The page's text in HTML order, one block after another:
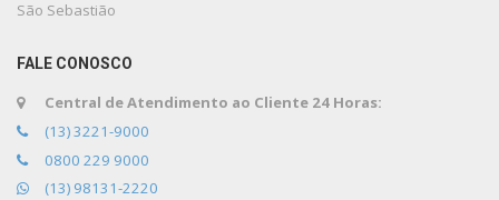
São Sebastião
FALE CONOSCO
Central de Atendimento ao Cliente 24 Horas:
(13) 3221-9000
0800 229 9000
(13) 98131-2220